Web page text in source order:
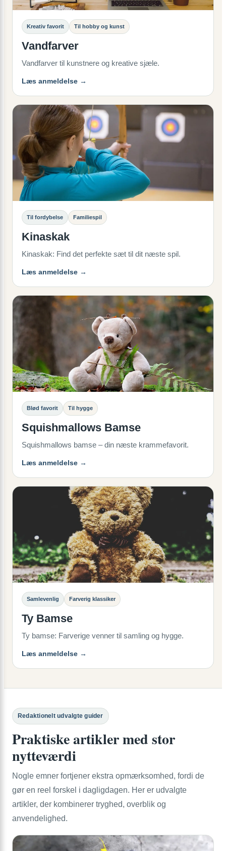
Kreativ favorit Til hobby og kunst
Vandfarver
Vandfarver til kunstnere og kreative sjæle.
Læs anmeldelse →
Til fordybelse Familiespil
Kinaskak
Kinaskak: Find det perfekte sæt til dit næste spil.
Læs anmeldelse →
Blød favorit Til hygge
Squishmallows Bamse
Squishmallows bamse – din næste krammefavorit.
Læs anmeldelse →
Samlevenlig Farverig klassiker
Ty Bamse
Ty bamse: Farverige venner til samling og hygge.
Læs anmeldelse →
Redaktionelt udvalgte guider
Praktiske artikler med stor
nytteværdi
Nogle emner fortjener ekstra opmærksomhed, fordi de
gør en reel forskel i dagligdagen. Her er udvalgte
artikler, der kombinerer tryghed, overblik og
anvendelighed.